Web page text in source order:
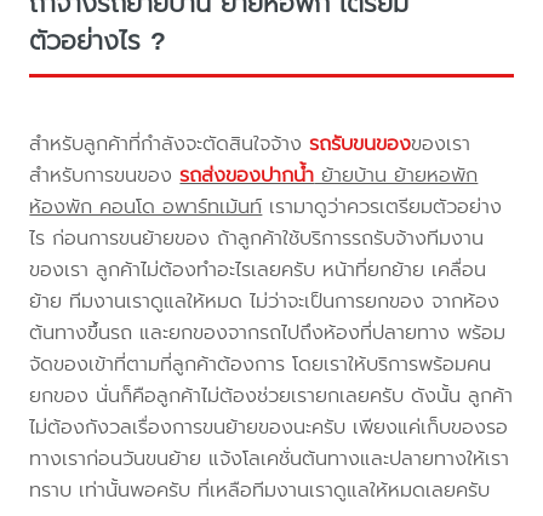
ตัวอย่างไร ?
สำหรับลูกค้าที่กำลังจะตัดสินใจจ้างรถรับขนของของเรา
สำหรับการขนของรถส่งของปากน้ำย้ายบ้าน ย้ายหอพัก
ห้องพัก คอนโด อพาร์ทเม้นท์เรามาดูว่าควรเตรียมตัวอย่าง
ไร ก่อนการขนย้ายของ ถ้าลูกค้าใช้บริการรถรับจ้างทีมงาน
ของเรา ลูกค้าไม่ต้องทำอะไรเลยครับ หน้าที่ยกย้าย เคลื่อน
ย้าย ทีมงานเราดูแลให้หมด ไม่ว่าจะเป็นการยกของ จากห้อง
ต้นทางขึ้นรถ และยกของจากรถไปถึงห้องที่ปลายทาง พร้อม
จัดของเข้าที่ตามที่ลูกค้าต้องการ โดยเราให้บริการพร้อมคน
ยกของ นั่นก็คือลูกค้าไม่ต้องช่วยเรายกเลยครับ ดังนั้น ลูกค้า
ไม่ต้องกังวลเรื่องการขนย้ายของนะครับ เพียงแค่เก็บของรอ
ทางเราก่อนวันขนย้าย แจ้งโลเคชั่นต้นทางและปลายทางให้เรา
ทราบ เท่านั้นพอครับ ที่เหลือทีมงานเราดูแลให้หมดเลยครับ